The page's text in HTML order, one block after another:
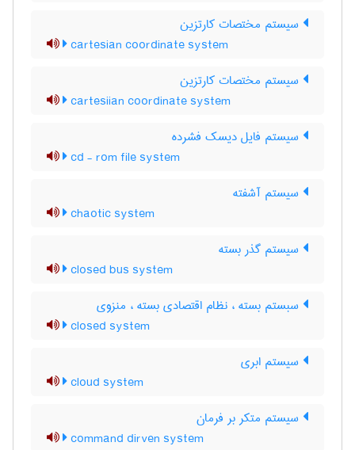
سیستم مختصات کارتزین
cartesian coordinate system
سیستم مختصات کارتزین
cartesiian coordinate system
سیستم فایل دیسک فشرده
cd - rom file system
سیستم آشفته
chaotic system
سیستم گذر بسته
closed bus system
سبستم بسته ، نظام اقتصادی بسته ، منزوی
closed system
سیستم ابری
cloud system
سیستم متکر بر فرمان
command dirven system